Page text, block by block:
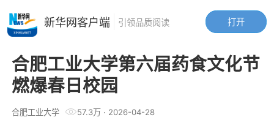
合肥工业大学第六届药食文化节
燃爆春日校园
合肥工业大学 57.3万· 2026-04-28
打开
新华网客户端 引领品质阅读